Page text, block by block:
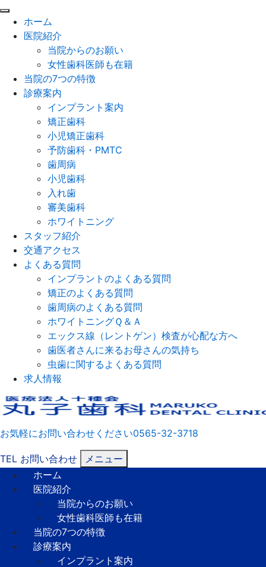
ホーム
医院紹介
当院からのお願い
女性歯科医師も在籍
当院の7つの特徴
診療案内
インプラント案内
矯正歯科
小児矯正歯科
予防歯科・PMTC
歯周病
小児歯科
入れ歯
審美歯科
ホワイトニング
スタッフ紹介
交通アクセス
よくある質問
インプラントのよくある質問
矯正のよくある質問
歯周病のよくある質問
ホワイトニングＱ＆Ａ
エックス線（レントゲン）検査が心配な方へ
歯医者さんに来るお母さんの気持ち
虫歯に関するよくある質問
求人情報
お気軽にお問い合わせください0565-32-3718
TEL お問い合わせ
メニュー
ホーム
医院紹介
当院からのお願い
女性歯科医師も在籍
当院の7つの特徴
診療案内
インプラント案内